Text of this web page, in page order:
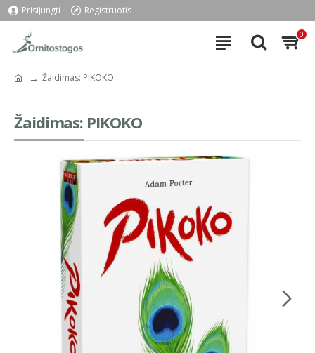
Prisijungti Registruotis
0
Žaidimas: PIKOKO
Žaidimas: PIKOKO